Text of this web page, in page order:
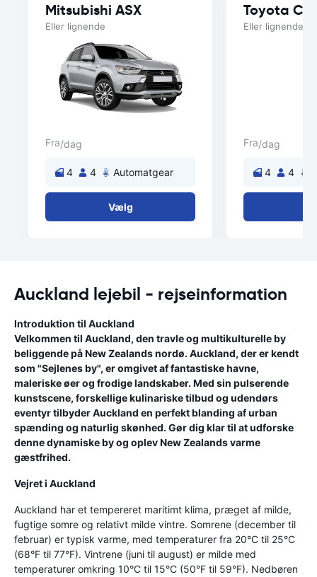
Mitsubishi ASX
Eller lignende
Fra/dag
4 4 Automatgear
Vælg
Toyota
Eller lignende
Fra/dag
4 4
Auckland lejebil - rejseinformation
Introduktion til Auckland
Velkommen til Auckland, den travle og multikulturelle by
beliggende på New Zealands nordø. Auckland, der er kendt
som "Sejlenes by", er omgivet af fantastiske havne,
maleriske øer og frodige landskaber. Med sin pulserende
kunstscene, forskellige kulinariske tilbud og udendørs
eventyr tilbyder Auckland en perfekt blanding af urban
spænding og naturlig skønhed. Gør dig klar til at udforske
denne dynamiske by og oplev New Zealands varme
gæstfrihed.
Vejret i Auckland
Auckland har et tempereret maritimt klima, præget af milde,
fugtige somre og relativt milde vintre. Somrene (december til
februar) er typisk varme, med temperaturer fra 20°C til 25°C
(68°F til 77°F). Vintrene (juni til august) er milde med
temperaturer omkring 10°C til 15°C (50°F til 59°F). Nedbøren